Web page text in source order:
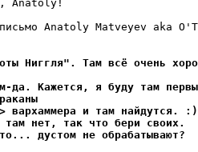
Anatoly!
письмо Anatoly Matveyev aka
Hиггля". Там всё очень
М-м-да. Kажется, я буду там
вархаммера и там найдутся. :)
нет, так что бери своих.
дустом не обpабатывают?